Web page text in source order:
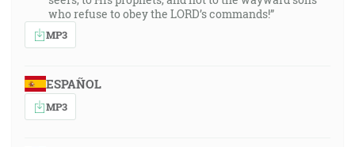
who refuse to obey the LORD’s commands!”
MP3
ESPAÑOL
MP3